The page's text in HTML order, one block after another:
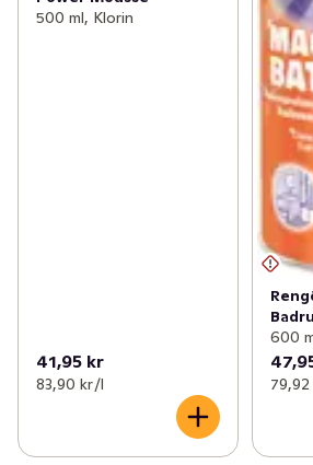
500 ml, Klorin
41,95 kr
83,90 kr /l
600
79,92